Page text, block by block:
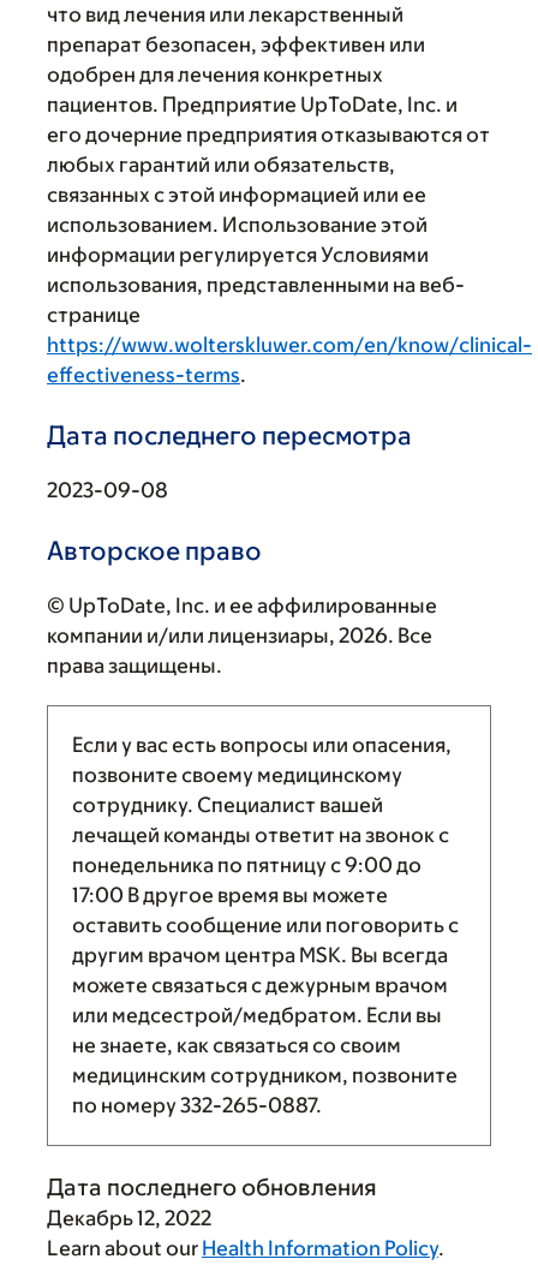
что вид лечения или лекарственный
препарат безопасен, эффективен или
одобрен для лечения конкретных
пациентов. Предприятие UpToDate, Inc. и
его дочерние предприятия отказываются от
любых гарантий или обязательств,
связанных с этой информацией или ее
использованием. Использование этой
информации регулируется Условиями
использования, представленными на веб-
странице
https://www.wolterskluwer.com/en/know/clinical-
effectiveness-terms.
Дата последнего пересмотра
2023-09-08
Авторское право
© UpToDate, Inc. и ее аффилированные
компании и/или лицензиары, 2026. Все
права защищены.
Если у вас есть вопросы или опасения,
позвоните своему медицинскому
сотруднику. Специалист вашей
лечащей команды ответит на звонок с
понедельника по пятницу с9:00 до
17:00 В другое время вы можете
оставить сообщение или поговорить с
другим врачом центра MSK. Вы всегда
можете связаться с дежурным врачом
или медсестрой/медбратом. Если вы
не знаете, как связаться со своим
медицинским сотрудником, позвоните
по номеру332-265-0887.
Дата последнего обновления
Декабрь 12, 2022
Learn about our Health Information Policy.